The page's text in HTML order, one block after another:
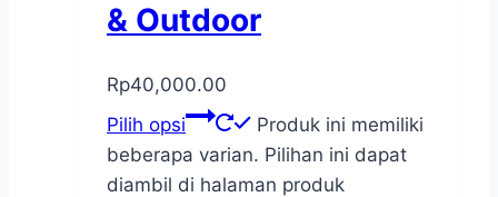
& Outdoor
Rp40,000.00
Pilih opsi
Produk ini memiliki
beberapa varian. Pilihan ini dapat
diambil di halaman produk